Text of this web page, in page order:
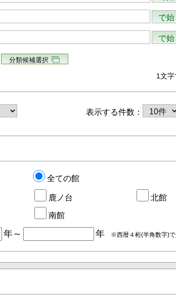
1文字
表示する件数：
全ての館
鹿ノ台 北館
南館
年～ 年 ※西暦４桁(半角数字)で